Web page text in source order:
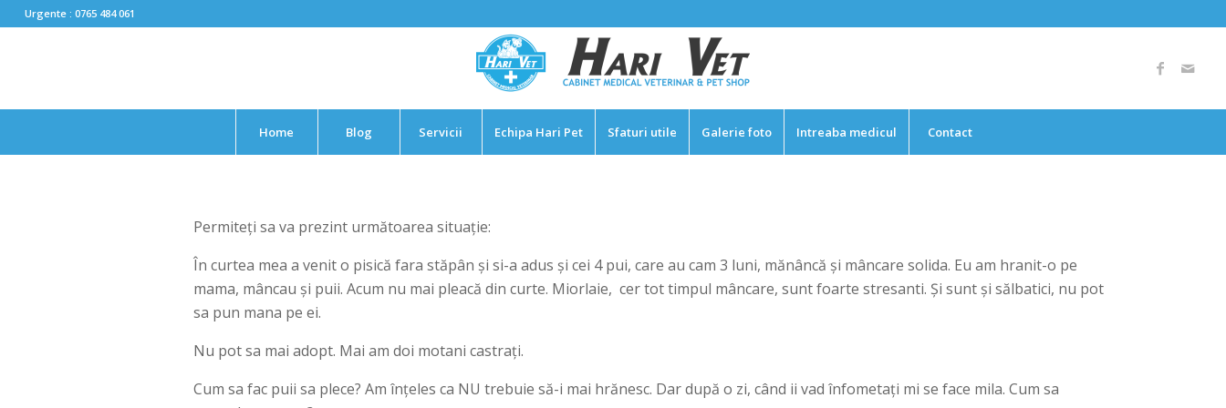
Urgente : 0765 484 061
Home Blog Servicii Echipa Hari Pet Sfaturi utile Galerie foto Intreaba medicul Contact
Permiteți sa va prezint următoarea situație:
În curtea mea a venit o pisică fara stăpân și si-a adus și cei 4 pui, care au cam 3 luni, mănâncă și mâncare solida. Eu am hranit-o pe
mama, mâncau și puii. Acum nu mai pleacă din curte. Miorlaie, cer tot timpul mâncare, sunt foarte stresanti. Și sunt și sălbatici, nu pot
sa pun mana pe ei.
Nu pot sa mai adopt. Mai am doi motani castrați.
Cum sa fac puii sa plece? Am înțeles ca NU trebuie să-i mai hrănesc. Dar după o zi, când ii vad înfometați mi se face mila. Cum sa